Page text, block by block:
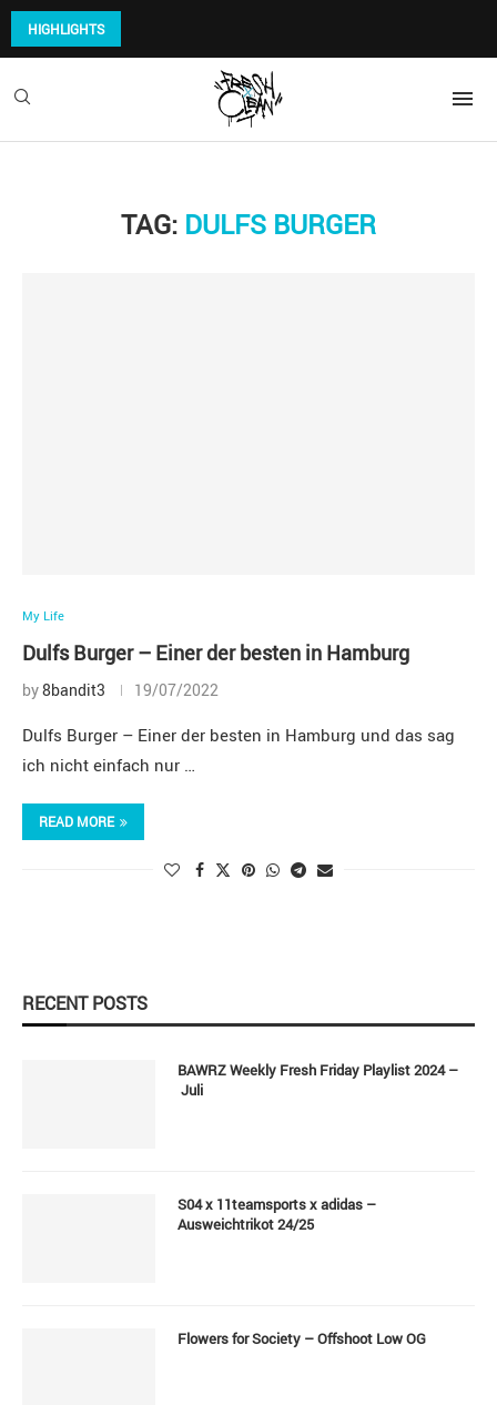
HIGHLIGHTS
TAG: DULFS BURGER
My Life
Dulfs Burger – Einer der besten in Hamburg
by8bandit3 19/07/2022
Dulfs Burger – Einer der besten in Hamburg und das sag
ich nicht einfach nur …
READ MORE
RECENT POSTS
BAWRZ Weekly Fresh Friday Playlist 2024 –
Juli
S04 x 11teamsports x adidas –
Ausweichtrikot 24/25
Flowers for Society – Offshoot Low OG